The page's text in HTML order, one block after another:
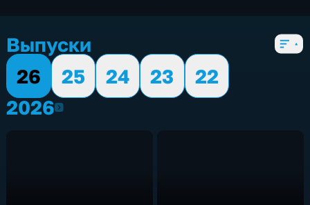
Выпуски
26
25 24 23
22
20262026